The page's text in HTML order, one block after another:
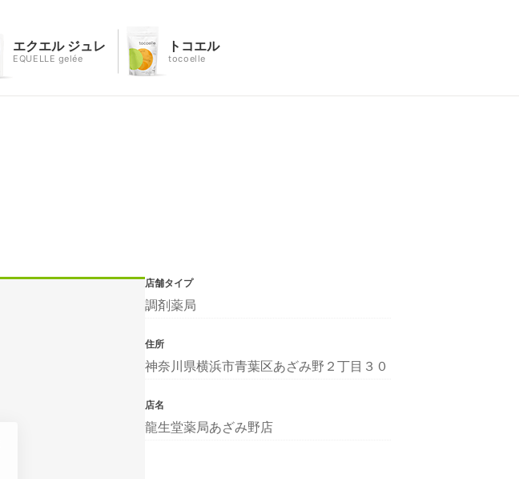
エクエル ジュレ
EQUELLE gelée
トコエル
tocoelle
店舗タイプ
調剤薬局
住所
神奈川県横浜市青葉区あざみ野２丁目３０
店名
龍生堂薬局あざみ野店